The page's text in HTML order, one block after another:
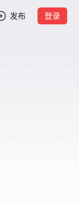
发布 登录